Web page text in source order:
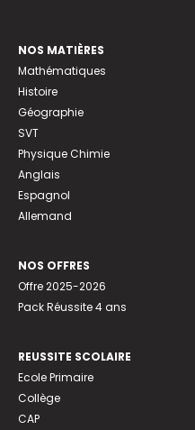
NOS MATIÈRES
Mathématiques
Histoire
Géographie
SVT
Physique Chimie
Anglais
Espagnol
Allemand
NOS OFFRES
Offre 2025-2026
Pack Réussite 4 ans
REUSSITE SCOLAIRE
Ecole Primaire
Collège
CAP